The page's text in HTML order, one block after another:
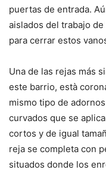
puertas de entrada.
aislados del trabajo
para cerrar estos
Una de las rejas más
este barrio, està
mismo tipo de
curvados que se
cortos y de igual
reja se completa con
situados donde los